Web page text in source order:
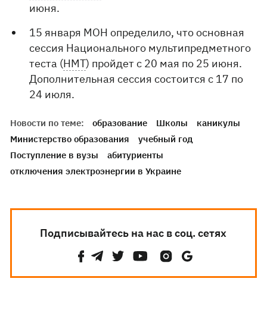
июня.
15 января МОН определило, что основная
сессия Национального мультипредметного
теста (НМТ) пройдет с 20 мая по 25 июня.
Дополнительная сессия состоится с 17 по
24 июля.
Новости по теме: образование Школы
каникулы
Министерство образования
учебный год
Поступление в вузы
абитуриенты
отключения электроэнергии в Украине
Подписывайтесь на нас в соц. сетях